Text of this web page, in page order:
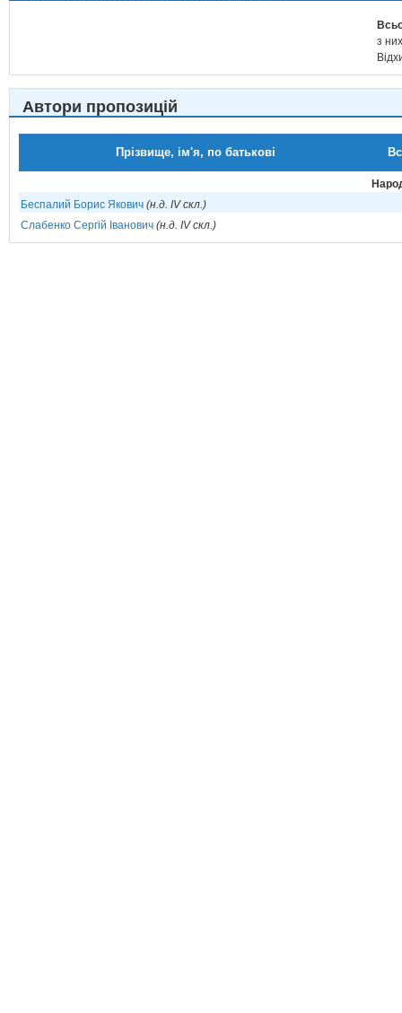
з
Автори пропозицій
Прізвище, ім'я, по батькові
Беспалий Борис Якович (н.д. IV скл.)
Слабенко Сергій Іванович (н.д. IV скл.)